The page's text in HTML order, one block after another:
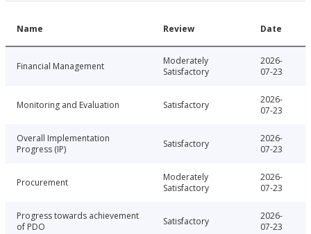
Name Review Date
Financial Management
Moderately
Satisfactory
2026-
07-23
Monitoring and Evaluation Satisfactory
2026-
07-23
Overall Implementation
Progress (IP)
Satisfactory
2026-
07-23
Procurement
Moderately
Satisfactory
2026-
07-23
Progress towards achievement
of PDO
Satisfactory
2026-
07-23